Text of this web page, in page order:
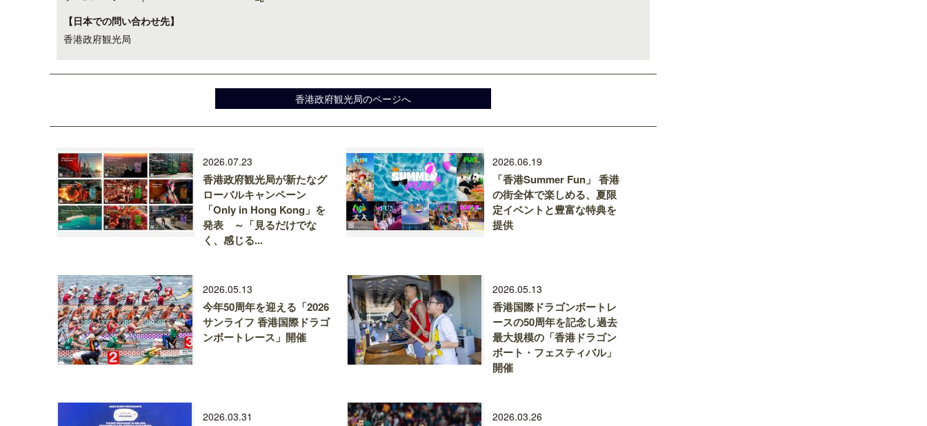
【日本での問い合わせ先】
香港政府観光局
香港政府観光局のページへ
2026.07.23
香港政府観光局が新たなグ
ローバルキャンペーン
「Only in Hong Kong」を
発表 ～「見るだけでな
く、感じる...
2026.06.19
「香港Summer Fun」 香港
の街全体で楽しめる、夏限
定イベントと豊富な特典を
提供
2026.05.13
今年50周年を迎える「2026
サンライフ 香港国際ドラゴ
ンボートレース」開催
2026.05.13
香港国際ドラゴンボートレ
ースの50周年を記念し過去
最大規模の「香港ドラゴン
ボート・フェスティバル」
開催
2026.03.31 2026.03.26